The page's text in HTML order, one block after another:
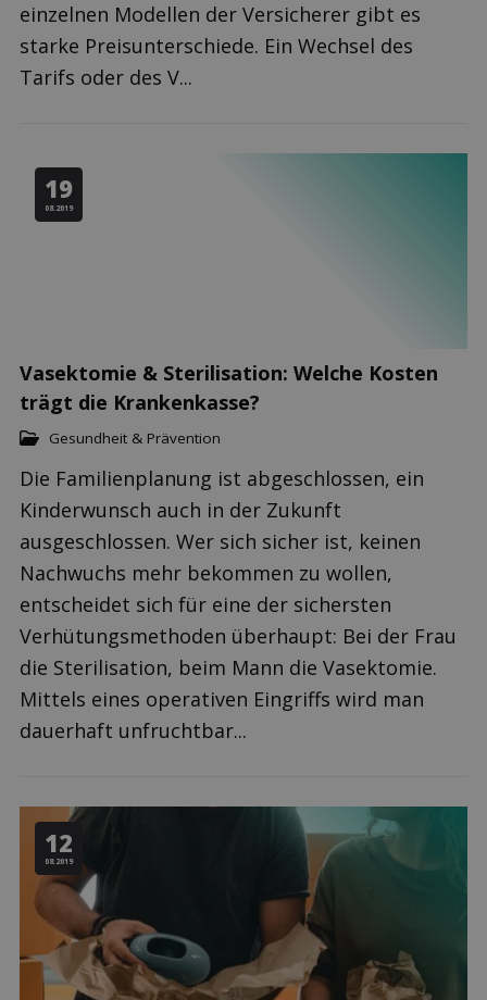
einzelnen Modellen der Versicherer gibt es
starke Preisunterschiede. Ein Wechsel des
Tarifs oder des V...
19
08.2019
Vasektomie & Sterilisation: Welche Kosten
trägt die Krankenkasse?
Gesundheit & Prävention
Die Familienplanung ist abgeschlossen, ein
Kinderwunsch auch in der Zukunft
ausgeschlossen. Wer sich sicher ist, keinen
Nachwuchs mehr bekommen zu wollen,
entscheidet sich für eine der sichersten
Verhütungsmethoden überhaupt: Bei der Frau
die Sterilisation, beim Mann die Vasektomie.
Mittels eines operativen Eingriffs wird man
dauerhaft unfruchtbar...
12
08.2019